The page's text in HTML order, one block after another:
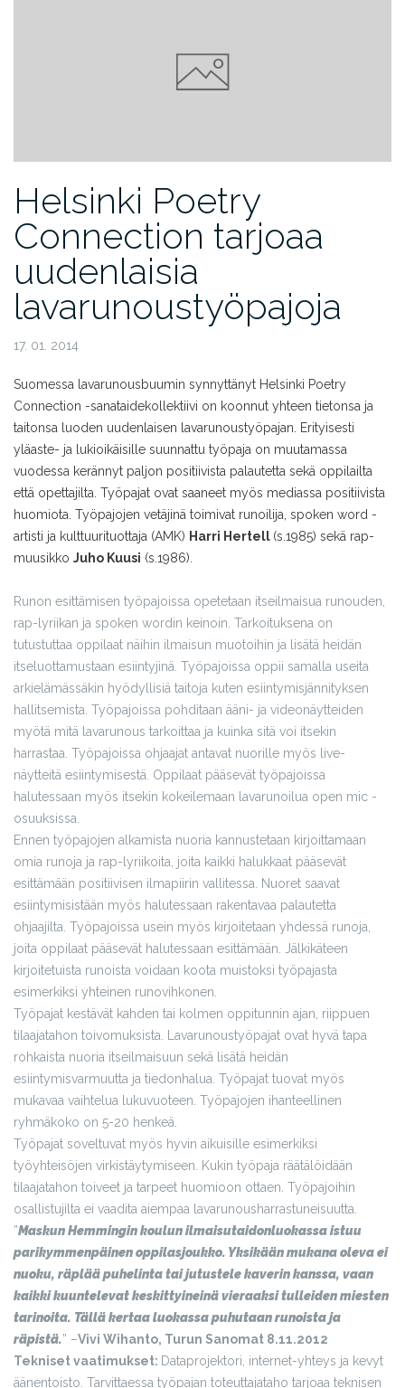
Helsinki Poetry
Connection tarjoaa
uudenlaisia
lavarunoustyöpajoja
17. 01. 2014
Suomessa lavarunousbuumin synnyttänyt Helsinki Poetry
Connection -sanataidekollektiivi on koonnut yhteen tietonsa ja
taitonsa luoden uudenlaisen lavarunoustyöpajan. Erityisesti
yläaste- ja lukioikäisille suunnattu työpaja on muutamassa
vuodessa kerännyt paljon positiivista palautetta sekä oppilailta
että opettajilta. Työpajat ovat saaneet myös mediassa positiivista
huomiota. Työpajojen vetäjinä toimivat runoilija, spoken word -
artisti ja kulttuurituottaja (AMK) Harri Hertell (s.1985) sekä rap-
muusikko Juho Kuusi (s.1986).
Runon esittämisen työpajoissa opetetaan itseilmaisua runouden,
rap-lyriikan ja spoken wordin keinoin. Tarkoituksena on
tutustuttaa oppilaat näihin ilmaisun muotoihin ja lisätä heidän
itseluottamustaan esiintyjinä. Työpajoissa oppii samalla useita
arkielämässäkin hyödyllisiä taitoja kuten esiintymisjännityksen
hallitsemista. Työpajoissa pohditaan ääni- ja videonäytteiden
myötä mitä lavarunous tarkoittaa ja kuinka sitä voi itsekin
harrastaa. Työpajoissa ohjaajat antavat nuorille myös live-
näytteitä esiintymisestä. Oppilaat pääsevät työpajoissa
halutessaan myös itsekin kokeilemaan lavarunoilua open mic -
osuuksissa.
Ennen työpajojen alkamista nuoria kannustetaan kirjoittamaan
omia runoja ja rap-lyriikoita, joita kaikki halukkaat pääsevät
esittämään positiivisen ilmapiirin vallitessa. Nuoret saavat
esiintymisistään myös halutessaan rakentavaa palautetta
ohjaajilta. Työpajoissa usein myös kirjoitetaan yhdessä runoja,
joita oppilaat pääsevät halutessaan esittämään. Jälkikäteen
kirjoitetuista runoista voidaan koota muistoksi työpajasta
esimerkiksi yhteinen runovihkonen.
Työpajat kestävät kahden tai kolmen oppitunnin ajan, riippuen
tilaajatahon toivomuksista. Lavarunoustyöpajat ovat hyvä tapa
rohkaista nuoria itseilmaisuun sekä lisätä heidän
esiintymisvarmuutta ja tiedonhalua. Työpajat tuovat myös
mukavaa vaihtelua lukuvuoteen. Työpajojen ihanteellinen
ryhmäkoko on 5-20 henkeä.
Työpajat soveltuvat myös hyvin aikuisille esimerkiksi
työyhteisöjen virkistäytymiseen. Kukin työpaja räätälöidään
tilaajatahon toiveet ja tarpeet huomioon ottaen. Työpajoihin
osallistujilta ei vaadita aiempaa lavarunousharrastuneisuutta.
”Maskun Hemmingin koulun ilmaisutaidonluokassa istuu
parikymmenpäinen oppilasjoukko. Yksikään mukana oleva ei
nuoku, räplää puhelinta tai jutustele kaverin kanssa, vaan
kaikki kuuntelevat keskittyineinä vieraaksi tulleiden miesten
tarinoita. Tällä kertaa luokassa puhutaan runoista ja
räpistä.” –Vivi Wihanto, Turun Sanomat 8.11.2012
Tekniset vaatimukset: Dataprojektori, internet-yhteys ja kevyt
äänentoisto. Tarvittaessa työpajan toteuttajataho tarjoaa teknisen